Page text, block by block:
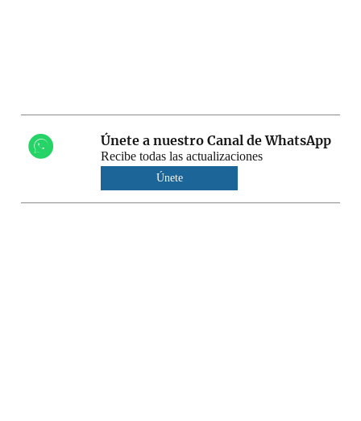
Únete a nuestro Canal de WhatsApp
Recibe todas las actualizaciones
Únete